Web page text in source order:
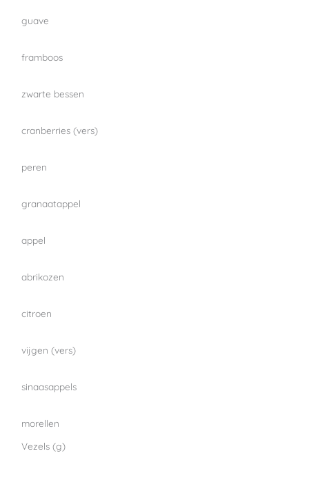
guave
framboos
zwarte bessen
cranberries (vers)
peren
granaatappel
appel
abrikozen
citroen
vijgen (vers)
sinaasappels
morellen
Vezels (g)